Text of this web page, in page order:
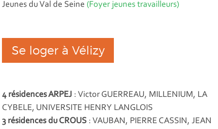
Jeunes du Val de Seine (Foyer jeunes travailleurs)
Se loger à Vélizy
4 résidences ARPEJ : Victor GUERREAU, MILLENIUM, LA
CYBELE, UNIVERSITE HENRY LANGLOIS
3 résidences du CROUS : VAUBAN, PIERRE CASSIN, JEAN